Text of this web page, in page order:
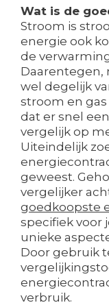
Wat is de
Stroom is
energie ook
de
Daarentegen,
wel degelijk
stroom en
dat er snel
vergelijk op
Uiteindelijk
geweest.
vergelijker
goedkoopste
specifiek voor
unieke
Door gebruik
verbruik.